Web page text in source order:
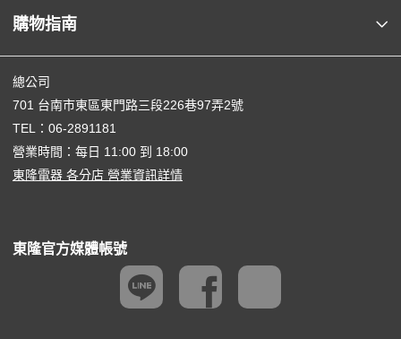
購物指南
總公司
701 台南市東區東門路三段226巷97弄2號
TEL： 06-2891181
營業時間：每日 11:00 到 18:00
東隆電器 各分店 營業資訊詳情
東隆官方媒體帳號